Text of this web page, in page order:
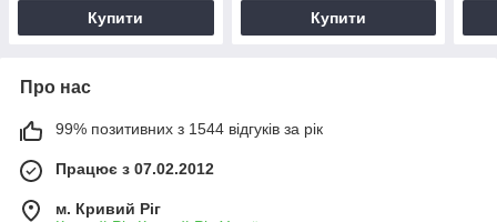
Купити Купити
Про нас
99% позитивних з 1544 відгуків за рік
Працює з 07.02.2012
м. Кривий Ріг